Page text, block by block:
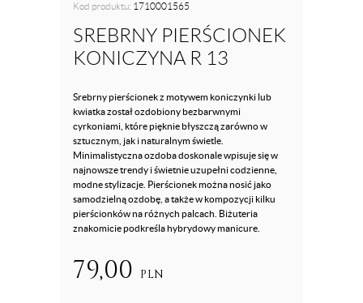
Kod produktu: 1710001565
SREBRNY PIERŚCIONEK
KONICZYNA R 13
Srebrny pierścionek z motywem koniczynki lub
kwiatka został ozdobiony bezbarwnymi
cyrkoniami, które pięknie błyszczą zarówno w
sztucznym, jak i naturalnym świetle.
Minimalistyczna ozdoba doskonale wpisuje się w
najnowsze trendy i świetnie uzupełni codzienne,
modne stylizacje. Pierścionek można nosić jako
samodzielną ozdobę, a także w kompozycji kilku
pierścionków na różnych palcach. Biżuteria
znakomicie podkreśla hybrydowy manicure.
79,00 PLN